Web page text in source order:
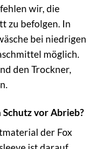
wir, die
zu befolgen. In
bei niedrigen
möglich.
den Trockner,
vor Abrieb?
der Fox